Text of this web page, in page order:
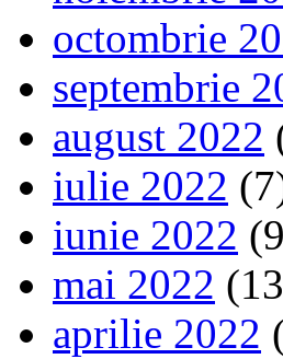
octombrie
septembrie
august 2022
iulie 2022
iunie 2022
mai 2022
aprilie 2022